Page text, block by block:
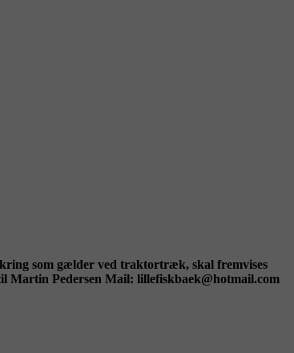
som gælder ved traktortræk, skal fremvises
Pedersen Mail: lillefiskbaek@hotmail.com